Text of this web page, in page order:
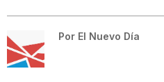
Por El Nuevo Día